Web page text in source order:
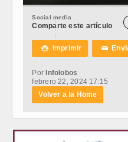
Social media
Comparte este artículo
 Imprimir ✉
Por Infolobos
febrero 22, 2024 17:15
Volver a la Home